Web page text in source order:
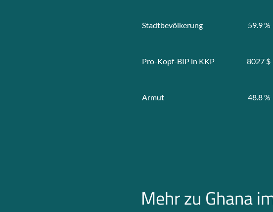
Stadtbevölkerung 59.9%
Pro-Kopf-BIP in KKP 8027 $
Armut 48.8%
Mehr zu Ghana